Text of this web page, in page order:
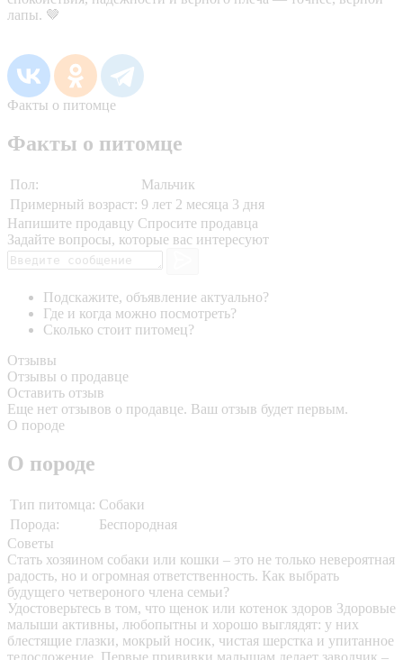
лапы. 🤎
Факты о питомце
Факты о питомце
Пол:
Мальчик
Примерный возраст: 9 лет 2 месяца 3 дня
Напишите продавцу Спросите продавца
Задайте вопросы, которые вас интересуют
Подскажите, объявление актуально?
Где и когда можно посмотреть?
Сколько стоит питомец?
Отзывы
Отзывы о продавце
Оставить отзыв
Еще нет отзывов о продавце. Ваш отзыв будет первым.
О породе
О породе
Тип питомца: Собаки
Порода:
Беспородная
Советы
Стать хозяином собаки или кошки – это не только невероятная
радость, но и огромная ответственность. Как выбрать
будущего четвероного члена семьи?
Удостоверьтесь в том, что щенок или котенок здоров Здоровые
малыши активны, любопытны и хорошо выглядят: у них
блестящие глазки, мокрый носик, чистая шерстка и упитанное